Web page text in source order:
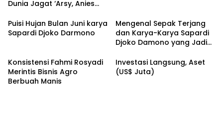
Dunia Jagat ‘Arsy, Anies
Dukungan dari Abah Aos
Puisi Hujan Bulan Juni karya
Sapardi Djoko Darmono
Mengenal Sepak Terjang
dan Karya-Karya Sapardi
Djoko Damono yang Jadi
Konsistensi Fahmi Rosyadi
Merintis Bisnis Agro
Berbuah Manis
Investasi Langsung, Aset
(US$ Juta)